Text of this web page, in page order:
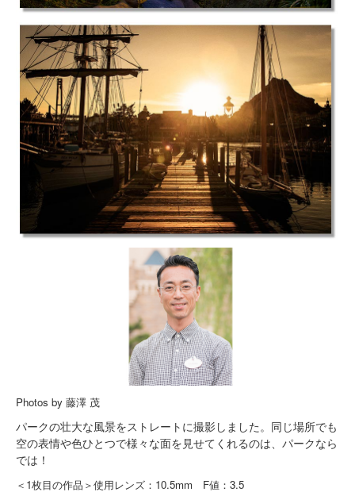
Photos by 藤澤 茂
パークの壮大な風景をストレートに撮影しました。同じ場所でも
空の表情や色ひとつで様々な面を見せてくれるのは、パークなら
では！
＜1枚目の作品＞使用レンズ：10.5mm F値：3.5